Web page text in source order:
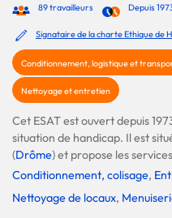
89 travailleurs Depuis
Signataire de la charte Ethique de
Conditionnement, logistique et
Nettoyage et entretien
Cet ESAT est ouvert depuis
situation de handicap. Il est
(Drôme) et propose les
Conditionnement, colisage,
Nettoyage de locaux,